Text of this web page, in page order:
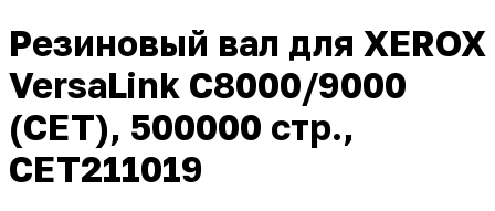
Резиновый вал для XEROX
VersaLink C8000/9000
(CET), 500000 стр.,
CET211019